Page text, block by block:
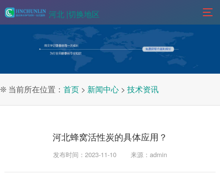
河北 |切换地区
❊ 当前所在位置： 首页 > 新闻中心 > 技术资讯
河北蜂窝活性炭的具体应用？
发布时间：2023-11-10 来源：admin